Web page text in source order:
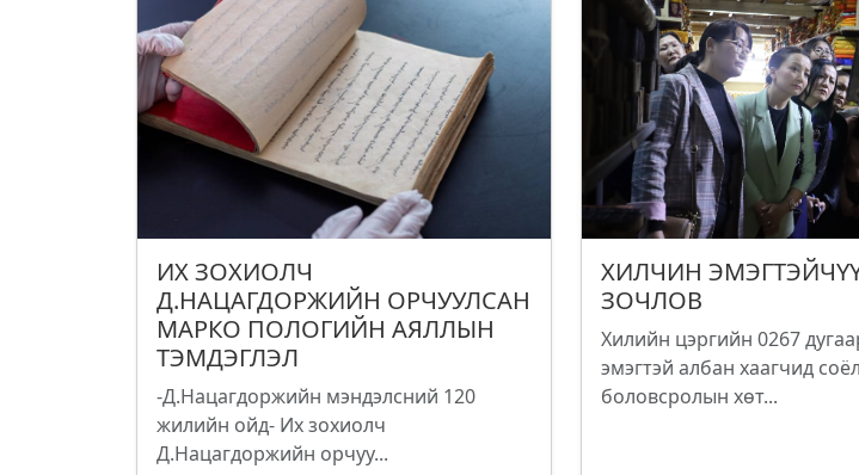
ИХ ЗОХИОЛЧ
Д.НАЦАГДОРЖИЙН ОРЧУУЛСАН
МАРКО ПОЛОГИЙН АЯЛЛЫН
ТЭМДЭГЛЭЛ
-Д.Нацагдоржийн мэндэлсний 120
жилийн ойд- Их зохиолч
Д.Нацагдоржийн орчуу...
ХИЛЧИН
ЗОЧЛОВ
Хилийн цэргийн 0267
эмэгтэй албан хаагчид
боловсролын хөт...